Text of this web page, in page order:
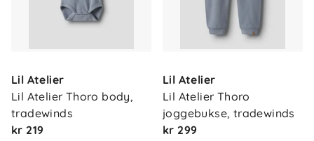
Obs: ADVARSEL! Hold borte fra flammer
Lil Atelier
Lil Atelier Thoro body,
tradewinds
kr 219
Lil Atelier
Lil Atelier Thoro
joggebukse, tradewinds
kr 299
Våre butikker
Vårt samfunnsansvar
Jobbe i Barnas Hus
Frakt og levering
Retur og reklamasjon